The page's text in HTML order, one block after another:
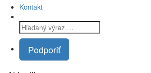
Kontakt
Podporiť